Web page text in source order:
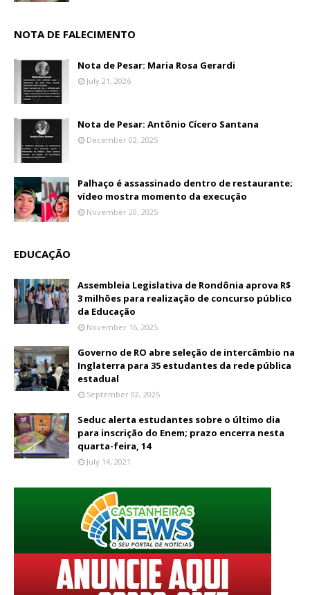
NOTA DE FALECIMENTO
Nota de Pesar: Maria Rosa Gerardi
July 21, 2026
Nota de Pesar: Antônio Cícero Santana
December 02, 2025
Palhaço é assassinado dentro de restaurante;
vídeo mostra momento da execução
November 20, 2025
EDUCAÇÃO
Assembleia Legislativa de Rondônia aprova R$
3 milhões para realização de concurso público
da Educação
November 16, 2025
Governo de RO abre seleção de intercâmbio na
Inglaterra para 35 estudantes da rede pública
estadual
September 02, 2025
Seduc alerta estudantes sobre o último dia
para inscrição do Enem; prazo encerra nesta
quarta-feira, 14
July 14, 2021